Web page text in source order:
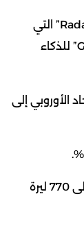
وأضافت أنه مع بدء العمل بالأسعار الجديدة سيحظى مشتركو “Premium+‎” بميزات إضافية بما في ذلك “Radar” التي
توفر تجربة أكثر تخصيصًا للمستخدمين، وكذلك سيتمتع المستخدمون برفع حدود استخدام أحدث نماذج “Grok” للذكاء
الأوروبي إلى
لكن بعض الأسواق شهدت زيادات أكبر بكثير ومنها تركيا، حيث ارتفع سعر الاشتراك الشهري في “Premium+‎” إلى 770 ليرة